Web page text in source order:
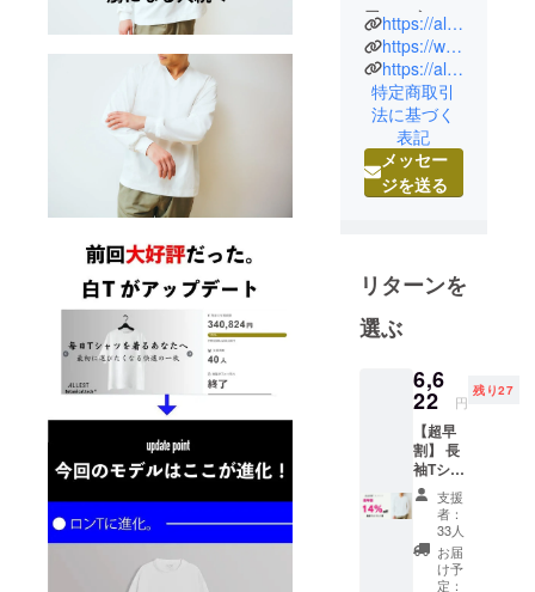
ファッショ
ンを提供し
てまいりま
す。 ON A
MISSION TO
MAKE
OTHER
PEOPLE AS
SUSTAINAB
LE AND
COMFORTA
FASHION AS
WE ARE.
https://allest.tokyo/
https://www.instagram.com/allest_sustainable/
https://allest.tokyo/collections/lounge_nomad
特定商取引
法に基づく
表記
メッセー
ジを送る
リターンを
選ぶ
6,6
22 円
残り27
【超早
割】 長
袖Tシャ
ツ
12％OF
F長袖T
シャツ
×1一般
販売価
支援
者：
33人
お届
け予
定：